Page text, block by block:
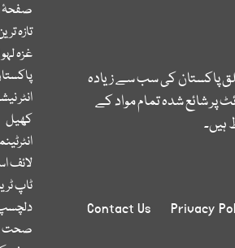
پاکستان کی سب سے زیادہ
شائع شدہ تمام مواد کے
ہیں۔
Privacy
Contact Us
صفحۂ
تازہ
غزہ
انٹر
کھیل
لائف
ٹاپ
صحت